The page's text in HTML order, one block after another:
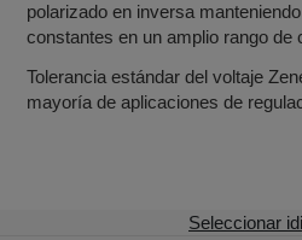
polarizado en inversa
constantes en un amplio rango de
Tolerancia estándar del voltaje
mayoría de aplicaciones de
Seleccionar